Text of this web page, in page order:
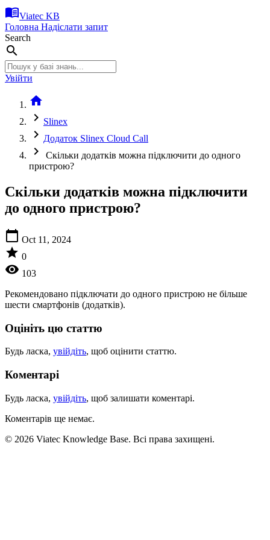
menu_bookViatec KB
Головна Надіслати запит
Search
search
Увійти
home
chevron_right Slinex
chevron_right Додаток Slinex Cloud Call
chevron_right
Скільки додатків можна підключити до одного
пристрою?
Скільки додатків можна підключити
до одного пристрою?
calendar_today Oct 11, 2024
star 0
visibility 103
Рекомендовано підключати до одного пристрою не більше
шести смартфонів (додатків).
Оцініть цю статтю
Будь ласка, увійдіть, щоб оцінити статтю.
Коментарі
Будь ласка, увійдіть, щоб залишати коментарі.
Коментарів ще немає.
© 2026 Viatec Knowledge Base. Всі права захищені.